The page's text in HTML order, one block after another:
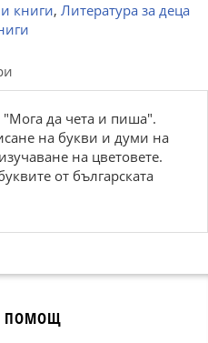
книги, Литература за деца
"Мога да чета и пиша".
на букви и думи на
на цветовете.
от българската
ПОМОЩ